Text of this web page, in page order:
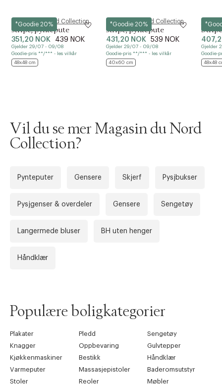
*Goodie 20%
Magasin du Nord Collection
stripe, pyntepute
351,20 NOK 439 NOK
Gjelder 29/07 - 09/08
Goodie-pris **/*** - les vilkår
48x48 cm
*Goodie 20%
Magasin du Nord Collection
stripe, pyntepute
431,20 NOK 539 NOK
Gjelder 29/07 - 09/08
Goodie-pris **/*** - les vilkår
40x60 cm
Gjelder
Goodie-
48x48
Forrige
Vil du se mer Magasin du Nord
Collection?
Pynteputer Gensere Skjerf Pysjbukser
Pysjgenser & overdeler Gensere Sengetøy
Langermede bluser BH uten henger
Håndklær
Populære boligkategorier
Plakater Pledd
Sengetøy
Knagger
Oppbevaring
Gulvtepper
Kjøkkenmaskiner
Bestikk
Håndklær
Varmeputer
Massasjepistoler
Baderomsutstyr
Stoler
Reoler
Møbler